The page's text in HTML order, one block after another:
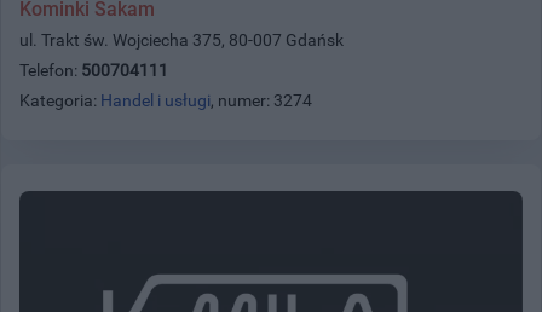
Kominki Sakam
ul. Trakt św. Wojciecha 375, 80-007 Gdańsk
Telefon: 500704111
Kategoria: Handel i usługi, numer: 3274